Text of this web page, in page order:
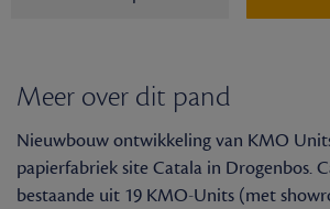
Meer over dit pand
Nieuwbouw ontwikkeling van KMO
papierfabriek site Catala in Drogenbos.
bestaande uit 19 KMO-Units (met